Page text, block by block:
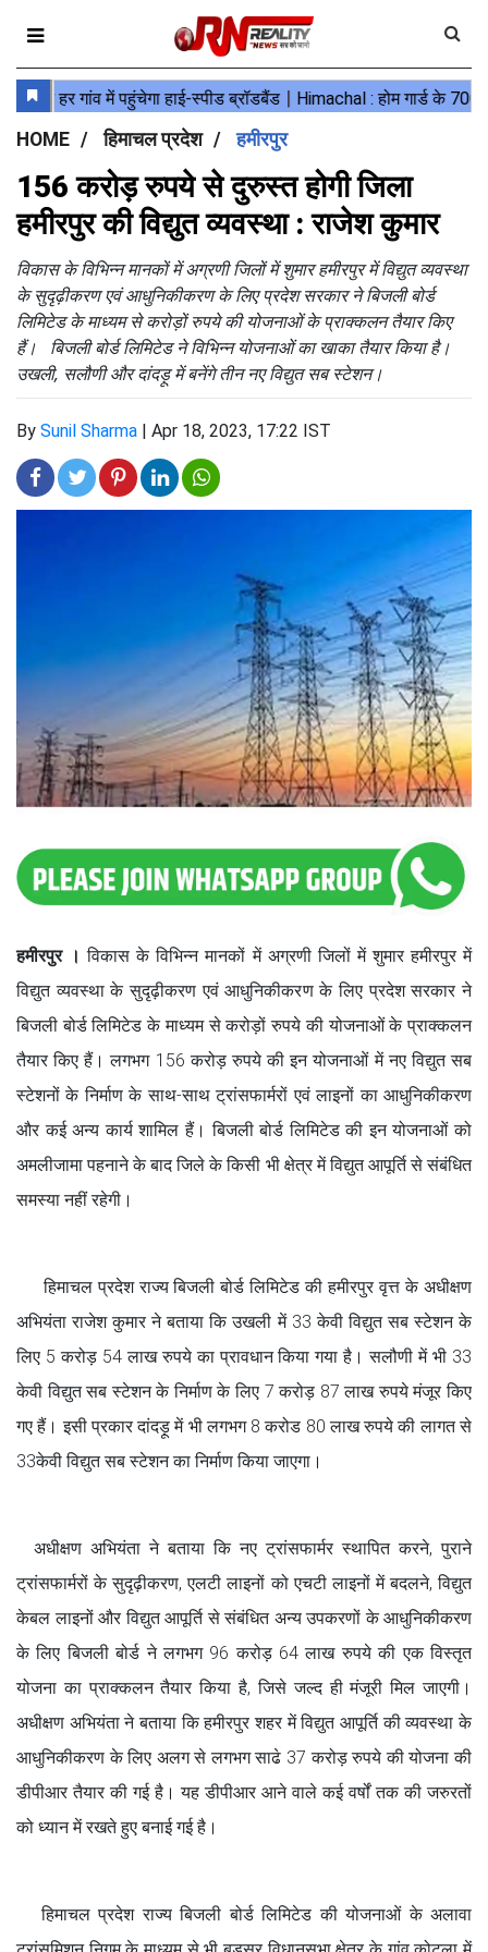
HOME हिमाचल प्रदेश हमीरपुर
156 करोड़ रुपये से दुरुस्त होगी जिला
हमीरपुर की विद्युत व्यवस्था : राजेश कुमार
विकास के विभिन्न मानकों में अग्रणी जिलों में शुमार हमीरपुर में विद्युत व्यवस्था
के सुदृढ़ीकरण एवं आधुनिकीकरण के लिए प्रदेश सरकार ने बिजली बोर्ड
लिमिटेड के माध्यम से करोड़ों रुपये की योजनाओं के प्राक्कलन तैयार किए
हैं। बिजली बोर्ड लिमिटेड ने विभिन्न योजनाओं का खाका तैयार किया है।
उखली, सलौणी और दांदड़ू में बनेंगे तीन नए विद्युत सब स्टेशन।
By Sunil Sharma | Apr 18, 2023, 17:22 IST
हमीरपुर । विकास के विभिन्न मानकों में अग्रणी जिलों में शुमार हमीरपुर में
विद्युत व्यवस्था के सुदृढ़ीकरण एवं आधुनिकीकरण के लिए प्रदेश सरकार ने
बिजली बोर्ड लिमिटेड के माध्यम से करोड़ों रुपये की योजनाओं के प्राक्कलन
तैयार किए हैं। लगभग 156 करोड़ रुपये की इन योजनाओं में नए विद्युत सब
स्टेशनों के निर्माण के साथ-साथ ट्रांसफार्मरों एवं लाइनों का आधुनिकीकरण
और कई अन्य कार्य शामिल हैं। बिजली बोर्ड लिमिटेड की इन योजनाओं को
अमलीजामा पहनाने के बाद जिले के किसी भी क्षेत्र में विद्युत आपूर्ति से संबंधित
समस्या नहीं रहेगी।
हिमाचल प्रदेश राज्य बिजली बोर्ड लिमिटेड की हमीरपुर वृत्त के अधीक्षण
अभियंता राजेश कुमार ने बताया कि उखली में 33 केवी विद्युत सब स्टेशन के
लिए 5 करोड़ 54 लाख रुपये का प्रावधान किया गया है। सलौणी में भी 33
केवी विद्युत सब स्टेशन के निर्माण के लिए 7 करोड़ 87 लाख रुपये मंजूर किए
गए हैं। इसी प्रकार दांदड़ू में भी लगभग 8 करोड 80 लाख रुपये की लागत से
33केवी विद्युत सब स्टेशन का निर्माण किया जाएगा।
अधीक्षण अभियंता ने बताया कि नए ट्रांसफार्मर स्थापित करने, पुराने
ट्रांसफार्मरों के सुदृढ़ीकरण, एलटी लाइनों को एचटी लाइनों में बदलने, विद्युत
केबल लाइनों और विद्युत आपूर्ति से संबंधित अन्य उपकरणों के आधुनिकीकरण
के लिए बिजली बोर्ड ने लगभग 96 करोड़ 64 लाख रुपये की एक विस्तृत
योजना का प्राक्कलन तैयार किया है, जिसे जल्द ही मंजूरी मिल जाएगी।
अधीक्षण अभियंता ने बताया कि हमीरपुर शहर में विद्युत आपूर्ति की व्यवस्था के
आधुनिकीकरण के लिए अलग से लगभग साढे 37 करोड़ रुपये की योजना की
डीपीआर तैयार की गई है। यह डीपीआर आने वाले कई वर्षों तक की जरुरतों
को ध्यान में रखते हुए बनाई गई है।
हिमाचल प्रदेश राज्य बिजली बोर्ड लिमिटेड की योजनाओं के अलावा